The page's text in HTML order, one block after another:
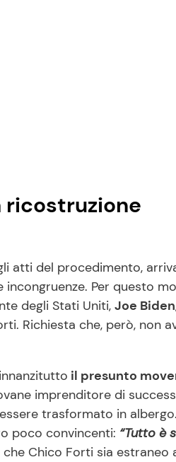
ricostruzione
atti del procedimento,
Per questo
degli Stati Uniti, Joe Biden
Richiesta che, però, non
il presunto
imprenditore di
trasformato in
poco convincenti: “Tutto è
Chico Forti sia estraneo